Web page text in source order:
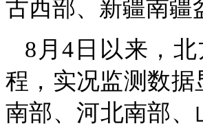
古西部、新疆南
8月4日以来，
程，实况监测数据
南部、河北南部、